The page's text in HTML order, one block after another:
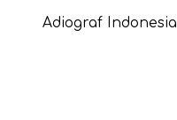
Adiograf Indonesia